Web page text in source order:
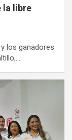
la libre
los ganadores